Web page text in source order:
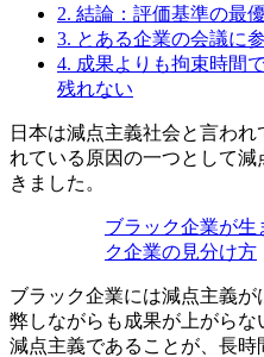
2. 結論：評価基準の最
3. とある企業の会議に
4. 成果よりも拘束時間
残れない
日本は減点主義社会と言わ
れている原因の一つとして
きました。
ブラック企業が生
ク企業の見分け方
ブラック企業には減点主義
弊しながらも成果が上がらな
減点主義であることが、長時